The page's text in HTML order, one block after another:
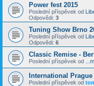
Power fest 2015
Poslední příspěvek od
Odpovědi: 3
Tuning Show Brno
Poslední příspěvek od
Odpovědi: 6
Classic Remise -
Poslední příspěvek od
International Prague
Poslední příspěvek od